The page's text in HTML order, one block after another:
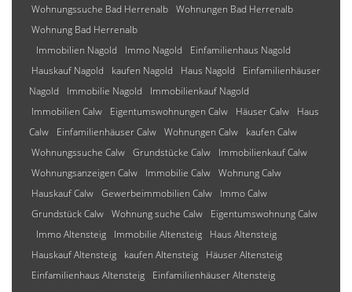
Wohnungssuche Bad Herrenalb Wohnungen Bad Herrenalb
Wohnung Bad Herrenalb
Immobilien Nagold
Immo Nagold
Einfamilienhaus Nagold
Hauskauf Nagold
kaufen Nagold Haus Nagold
Einfamilienhäuser
Nagold
Immobilie Nagold
Immobilienkauf Nagold
Immobilien Calw
Eigentumswohnungen Calw Häuser Calw
Haus
Calw
Einfamilienhäuser Calw Wohnungen Calw
kaufen Calw
Wohnungssuche Calw Grundstücke Calw
Immobilienkauf Calw
Wohnungsanzeigen Calw
Immobilie Calw Wohnung Calw
Hauskauf Calw Gewerbeimmobilien Calw
Immo Calw
Grundstück Calw Wohnung suche Calw
Eigentumswohnung Calw
Immo Altensteig
Immobilie Altensteig
Haus Altensteig
Hauskauf Altensteig
kaufen Altensteig
Häuser Altensteig
Einfamilienhaus Altensteig
Einfamilienhäuser Altensteig